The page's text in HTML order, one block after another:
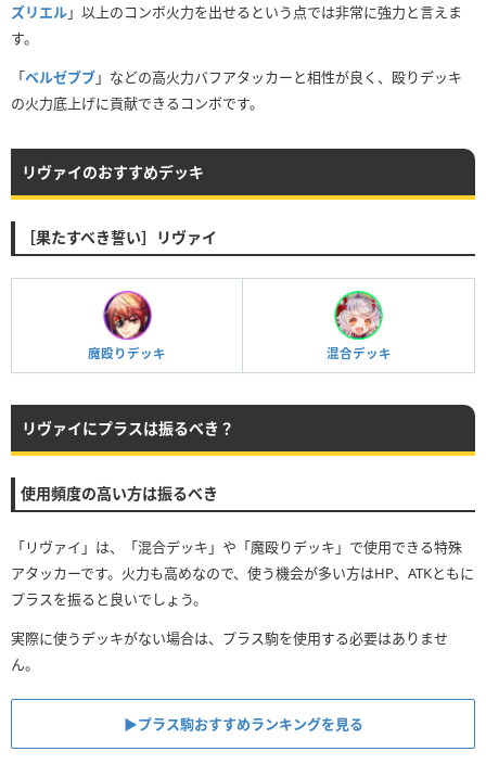
ズリエル」以上のコンボ火力を出せるという点では非常に強力と言えま
す。
「ベルゼブブ」などの高火力バフアタッカーと相性が良く、殴りデッキ
の火力底上げに貢献できるコンボです。
リヴァイのおすすめデッキ
［果たすべき誓い］リヴァイ
魔殴りデッキ 混合デッキ
リヴァイにプラスは振るべき？
使用頻度の高い方は振るべき
「リヴァイ」は、「混合デッキ」や「魔殴りデッキ」で使用できる特殊
アタッカーです。火力も高めなので、使う機会が多い方はHP、ATKともに
プラスを振ると良いでしょう。
実際に使うデッキがない場合は、プラス駒を使用する必要はありませ
ん。
▶︎プラス駒おすすめランキングを見る